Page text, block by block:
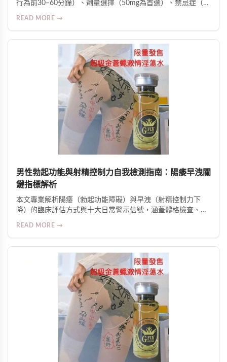
行為前30–60分鐘）、劑量選擇（50mg為首選）、禁忌症（如
壓及心臟病患者須在醫師監督下使用。
READ MORE →
男性勃起功能與射精控制力自我檢測指南：陽痿早洩關
鍵指標解析
本文專業解析陽痿（勃起功能障礙）與早洩（射精控制力下
降）的臨床評估方式與十大日常警示信號，涵蓋體格檢查、病
READ MORE →